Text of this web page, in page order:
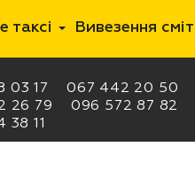
таксі Вивезення
03 17 067 442 20 50
26 79 096 572 87 82
38 11